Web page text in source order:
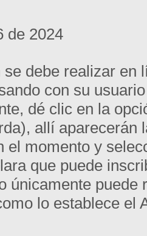
de 2024
debe realizar en
con su
dé clic en la
allí aparecerán
el momento y
que puede
únicamente puede
lo establece el